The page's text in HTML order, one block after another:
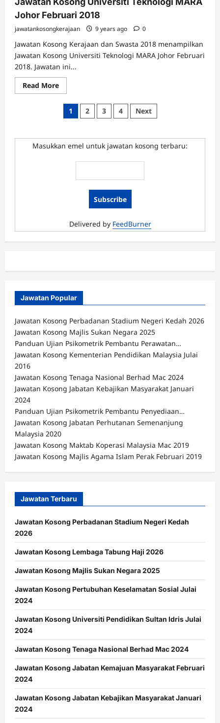
Selangor
Mac
Johor Februari 2018
jawatankosongkerajaan 9 years ago 0
Jawatan Kosong Kerajaan dan Swasta 2018 menampilkan
Jawatan Kosong Universiti Teknologi MARA Johor Februari
2018. Jawatan ini...
Read MoreRead
more
Jawatan
Kosong
Universiti
Johor
Februari
Posts
1 2 3 4 Next
Masukkan emel untuk jawatan kosong terbaru:
Delivered by FeedBurner
Jawatan Popular
Jawatan Kosong Perbadanan Stadium Negeri Kedah 2026
Jawatan Kosong Majlis Sukan Negara 2025
Panduan Ujian Psikometrik Pembantu Perawatan…
Jawatan Kosong Kementerian Pendidikan Malaysia Julai
2016
Jawatan Kosong Tenaga Nasional Berhad Mac 2024
Jawatan Kosong Jabatan Kebajikan Masyarakat Januari
2024
Panduan Ujian Psikometrik Pembantu Penyediaan…
Jawatan Kosong Jabatan Perhutanan Semenanjung
Malaysia 2020
Jawatan Kosong Maktab Koperasi Malaysia Mac 2019
Jawatan Kosong Majlis Agama Islam Perak Februari 2019
Jawatan Terbaru
Jawatan Kosong Perbadanan Stadium Negeri Kedah
2026
Jawatan Kosong Lembaga Tabung Haji 2026
Jawatan Kosong Majlis Sukan Negara 2025
Jawatan Kosong Pertubuhan Keselamatan Sosial Julai
2024
Jawatan Kosong Universiti Pendidikan Sultan Idris Julai
2024
Jawatan Kosong Tenaga Nasional Berhad Mac 2024
Jawatan Kosong Jabatan Kemajuan Masyarakat Februari
2024
Jawatan Kosong Jabatan Kebajikan Masyarakat Januari
2024